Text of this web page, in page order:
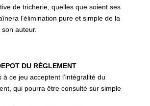
de tricherie, quelles que soient ses
l’élimination pure et simple de la
auteur.
DU RÈGLEMENT
à ce jeu acceptent l’intégralité du
qui pourra être consulté sur simple